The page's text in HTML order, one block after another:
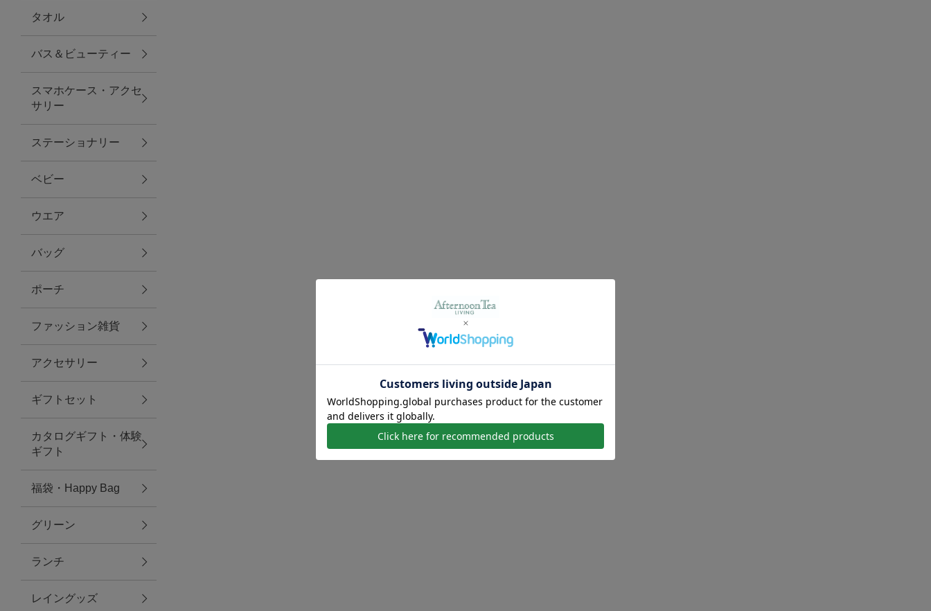
キッチン・ダイニング
ダイニング
キッチン
ファブリック
グリーン
バス＆ビューティー
バス＆ビューティー
タオル
ウエア＆バッグ
ウエア
レイングッズ
アクセサリー
ファッション雑貨
ファッショングッズ
タオル
バス＆ビューティー
スマホケース・アクセ
サリー
ステーショナリー
ベビー
ウエア
バッグ
ポーチ
ファッション雑貨
アクセサリー
ギフトセット
カタログギフト・体験
ギフト
福袋・Happy Bag
グリーン
ランチ
レイングッズ